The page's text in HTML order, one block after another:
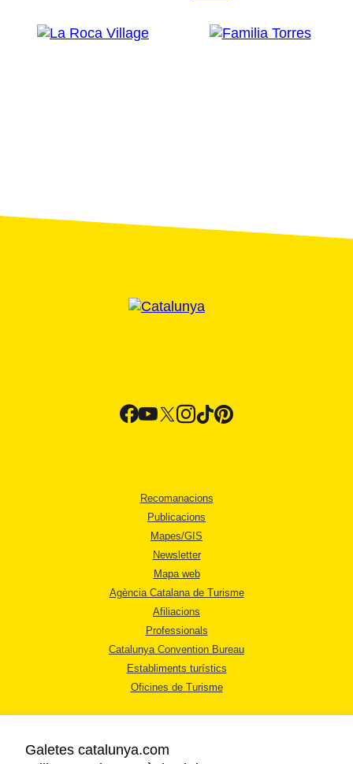
Recomanacions
Publicacions
Mapes/GIS
Newsletter
Mapa web
Agència Catalana de Turisme
Afiliacions
Professionals
Catalunya Convention Bureau
Establiments turístics
Oficines de Turisme
Galetes catalunya.com